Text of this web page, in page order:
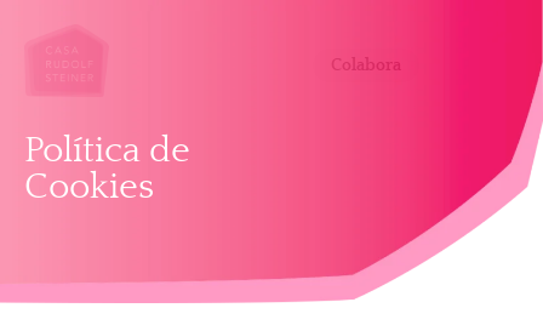
Colabora
Política de
Cookies